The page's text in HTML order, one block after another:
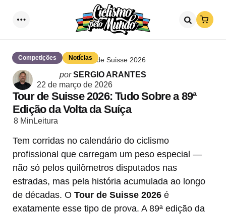
Loja
Competições NotíciasTour de Suisse 2026
Postado
por
porSERGIO ARANTES
22 de março de 2026
Tour de Suisse 2026: Tudo Sobre a 89ª
Edição da Volta da Suíça
8 Min Leitura
Tem corridas no calendário do ciclismo
profissional que carregam um peso especial —
não só pelos quilômetros disputados nas
estradas, mas pela história acumulada ao longo
de décadas. O Tour de Suisse 2026 é
exatamente esse tipo de prova. A 89ª edição da